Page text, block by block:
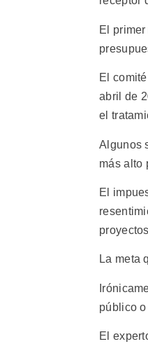
El
El
abril de
el
Algunos
más alto
El
La meta
público
El